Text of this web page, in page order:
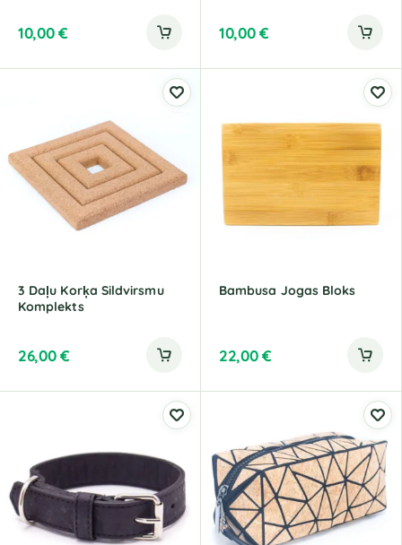
10,00€ 10,00€
3 Daļu Korķa Sildvirsmu
Komplekts
26,00€
Bambusa Jogas Bloks
22,00€